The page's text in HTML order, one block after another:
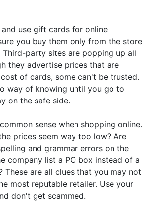
use gift cards for online
you buy them only from the store
Third-party sites are popping up all
they advertise prices that are
of cards, some can't be trusted.
way of knowing until you go to
on the safe side.
sense when shopping online.
prices seem way too low? Are
and grammar errors on the
company list a PO box instead of a
These are all clues that you may not
most reputable retailer. Use your
don't get scammed.